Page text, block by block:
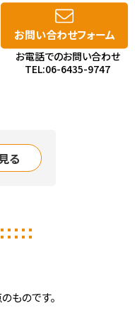
お問い合わせフォーム
お電話でのお問い合わせ
TEL:06-6435-9747
る
ものです。